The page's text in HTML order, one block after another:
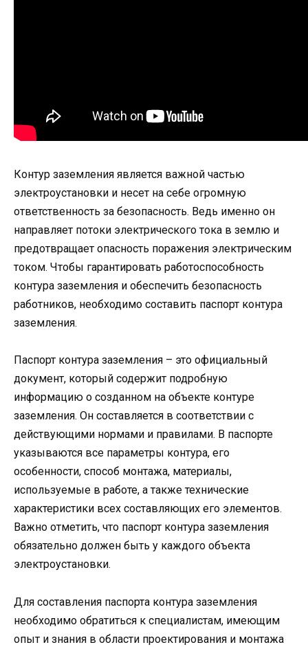
Контур заземления является важной частью
электроустановки и несет на себе огромную
ответственность за безопасность. Ведь именно он
направляет потоки электрического тока в землю и
предотвращает опасность поражения электрическим
током. Чтобы гарантировать работоспособность
контура заземления и обеспечить безопасность
работников, необходимо составить паспорт контура
заземления.
Паспорт контура заземления – это официальный
документ, который содержит подробную
информацию о созданном на объекте контуре
заземления. Он составляется в соответствии с
действующими нормами и правилами. В паспорте
указываются все параметры контура, его
особенности, способ монтажа, материалы,
используемые в работе, а также технические
характеристики всех составляющих его элементов.
Важно отметить, что паспорт контура заземления
обязательно должен быть у каждого объекта
электроустановки.
Для составления паспорта контура заземления
необходимо обратиться к специалистам, имеющим
опыт и знания в области проектирования и монтажа